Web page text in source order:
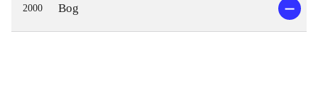
2000 Bog